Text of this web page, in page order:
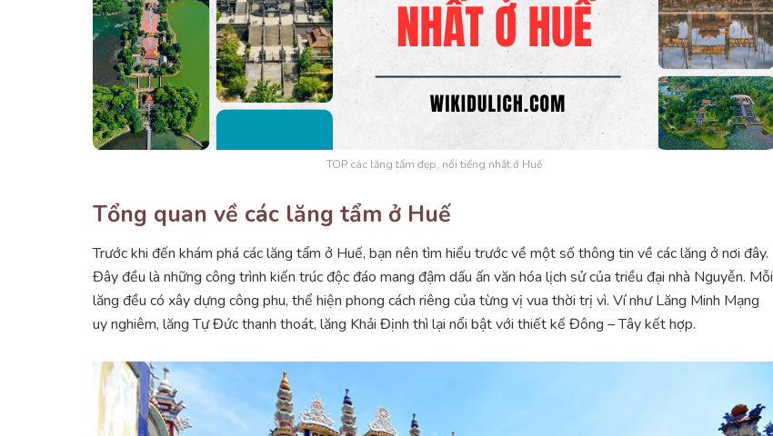
TOP các lăng tẩm đẹp, nổi tiếng nhất ở Huế
Tổng quan về các lăng tẩm ở Huế
Trước khi đến khám phá các lăng tẩm ở Huế, bạn nên tìm hiểu trước về một số thông tin về các lăng ở nơi đây.
Đây đều là những công trình kiến trúc độc đáo mang đậm dấu ấn văn hóa lịch sử của triều đại nhà Nguyễn. Mỗi
lăng đều có xây dựng công phu, thể hiện phong cách riêng của từng vị vua thời trị vì. Ví như Lăng Minh Mạng
uy nghiêm, lăng Tự Đức thanh thoát, lăng Khải Định thì lại nổi bật với thiết kế Đông – Tây kết hợp.